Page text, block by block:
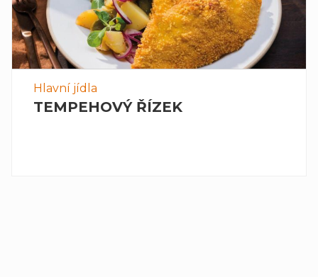
Hlavní jídla
TEMPEHOVÝ ŘÍZEK